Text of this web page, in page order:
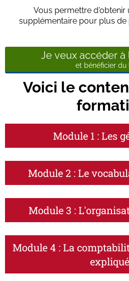
Vous permettre d'obtenir
supplémentaire pour plus
Je veux accéder à
et bénéficier du
Voici le
Module 1 : Les
Module 2 : Le
Module 3 :
Module 4 : La